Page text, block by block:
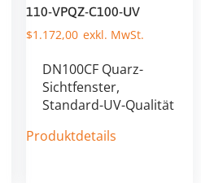
110-VPQZ-C100-UV
$1.172,00
DN100CF Quarz-
Sichtfenster,
Standard-UV-Qualität
Produktdetails